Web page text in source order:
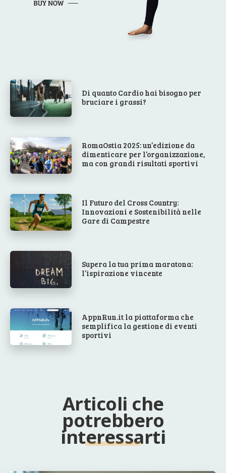
Di quanto Cardio hai bisogno per
bruciare i grassi?
RomaOstia 2025: un’edizione da
dimenticare per l’organizzazione,
ma con grandi risultati sportivi
Il Futuro del Cross Country:
Innovazioni e Sostenibilità nelle
Gare di Campestre
Supera la tua prima maratona:
l’ispirazione vincente
AppnRun.it la piattaforma che
semplifica la gestione di eventi
sportivi
Articoli che
potrebbero
interessarti